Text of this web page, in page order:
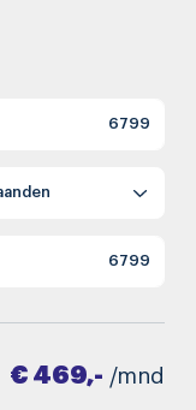
€ 469,- /mnd